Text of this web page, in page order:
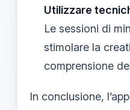
Utilizzare
Le sessioni di
stimolare la
comprensione
In conclusione,